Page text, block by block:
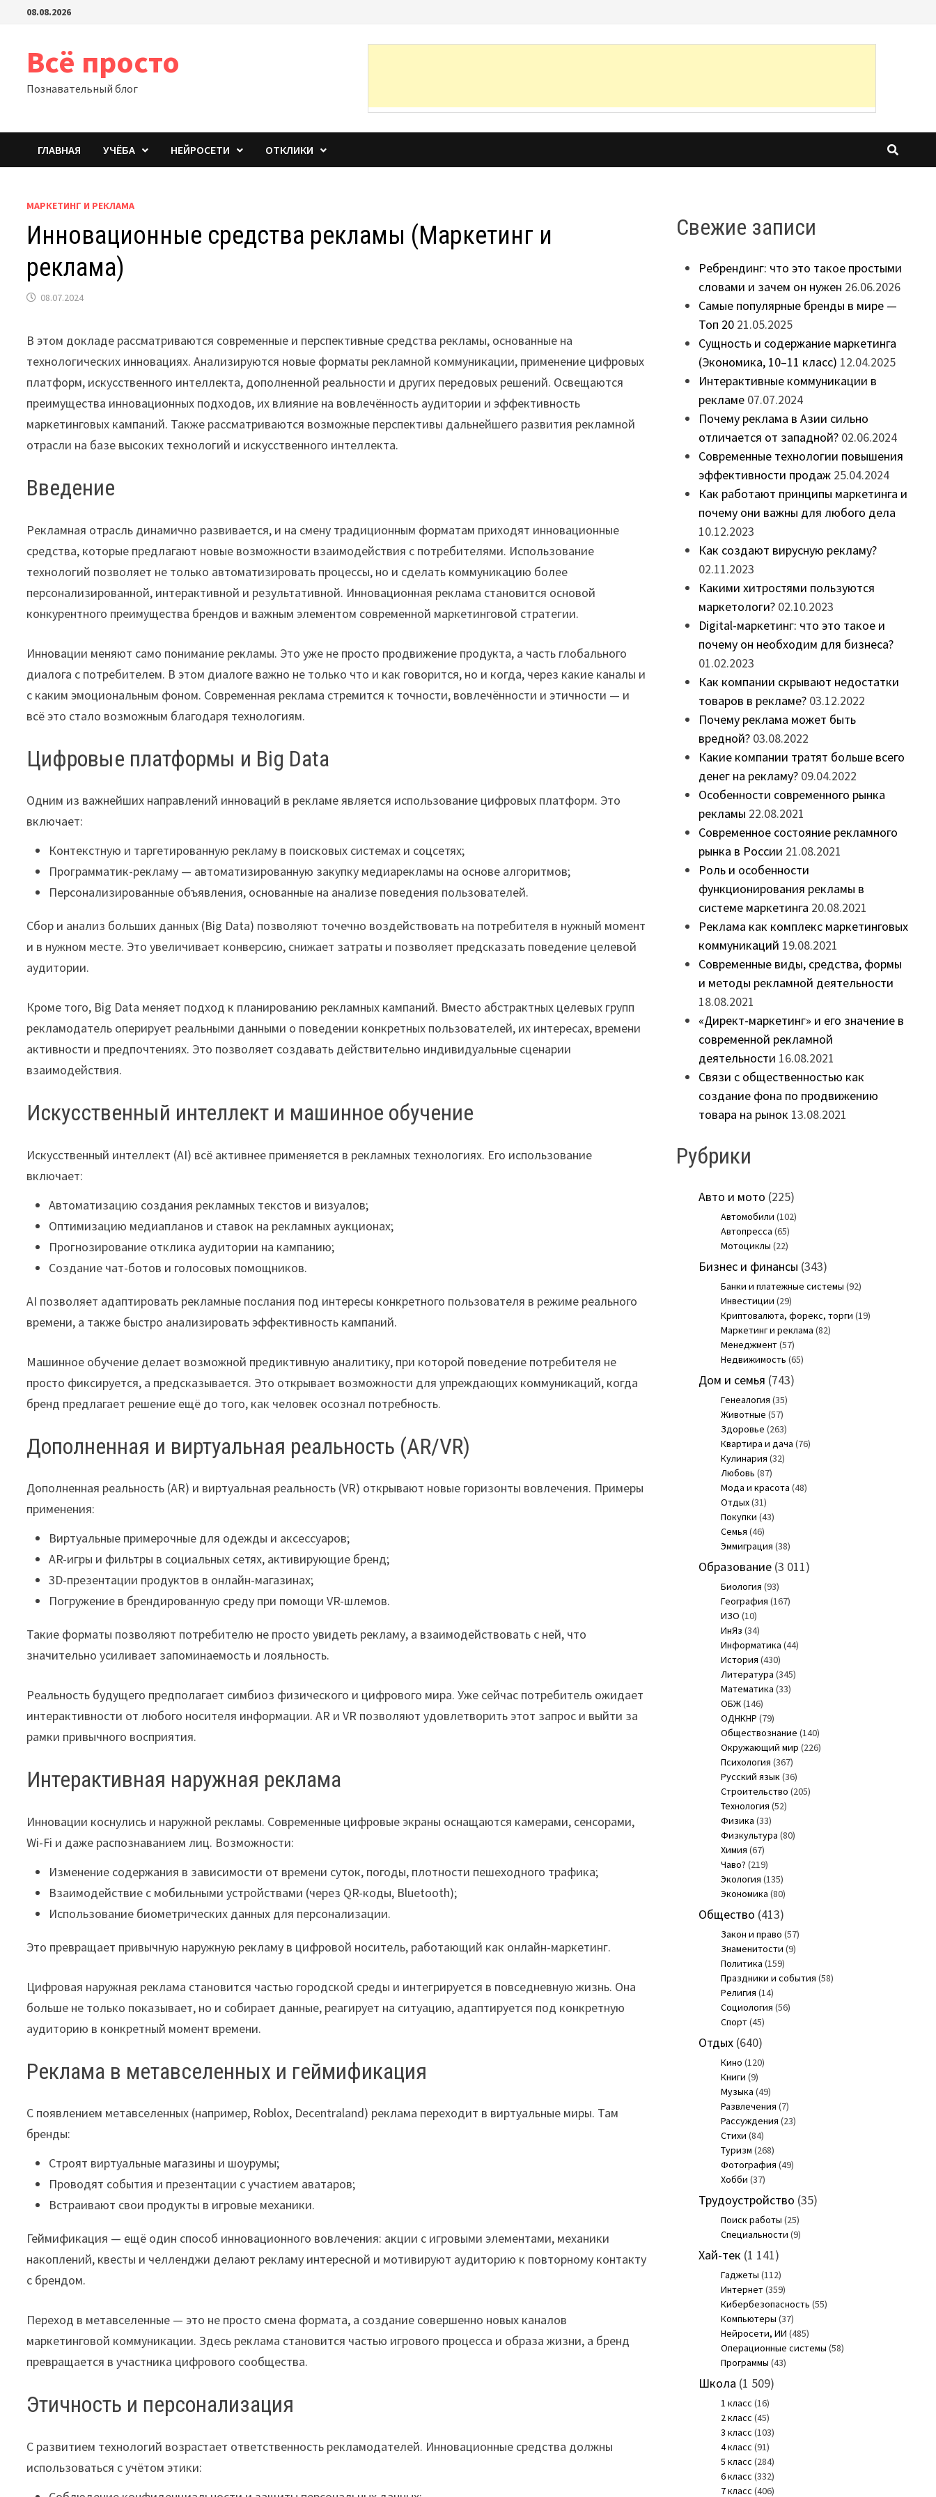
Перейти08.08.2026
Всё просто
Познавательный блог
ГЛАВНАЯ УЧЁБА НЕЙРОСЕТИ ОТКЛИКИ
МАРКЕТИНГ И РЕКЛАМА
Инновационные средства рекламы (Маркетинг и
реклама)
08.07.2024
В этом докладе рассматриваются современные и перспективные средства рекламы, основанные на
технологических инновациях. Анализируются новые форматы рекламной коммуникации, применение цифровых
платформ, искусственного интеллекта, дополненной реальности и других передовых решений. Освещаются
преимущества инновационных подходов, их влияние на вовлечённость аудитории и эффективность
маркетинговых кампаний. Также рассматриваются возможные перспективы дальнейшего развития рекламной
отрасли на базе высоких технологий и искусственного интеллекта.
Введение
Рекламная отрасль динамично развивается, и на смену традиционным форматам приходят инновационные
средства, которые предлагают новые возможности взаимодействия с потребителями. Использование
технологий позволяет не только автоматизировать процессы, но и сделать коммуникацию более
персонализированной, интерактивной и результативной. Инновационная реклама становится основой
конкурентного преимущества брендов и важным элементом современной маркетинговой стратегии.
Инновации меняют само понимание рекламы. Это уже не просто продвижение продукта, а часть глобального
диалога с потребителем. В этом диалоге важно не только что и как говорится, но и когда, через какие каналы и
с каким эмоциональным фоном. Современная реклама стремится к точности, вовлечённости и этичности — и
всё это стало возможным благодаря технологиям.
Цифровые платформы и Big Data
Одним из важнейших направлений инноваций в рекламе является использование цифровых платформ. Это
включает:
Контекстную и таргетированную рекламу в поисковых системах и соцсетях;
Программатик-рекламу — автоматизированную закупку медиарекламы на основе алгоритмов;
Персонализированные объявления, основанные на анализе поведения пользователей.
Сбор и анализ больших данных (Big Data) позволяют точечно воздействовать на потребителя в нужный момент
и в нужном месте. Это увеличивает конверсию, снижает затраты и позволяет предсказать поведение целевой
аудитории.
Кроме того, Big Data меняет подход к планированию рекламных кампаний. Вместо абстрактных целевых групп
рекламодатель оперирует реальными данными о поведении конкретных пользователей, их интересах, времени
активности и предпочтениях. Это позволяет создавать действительно индивидуальные сценарии
взаимодействия.
Искусственный интеллект и машинное обучение
Искусственный интеллект (AI) всё активнее применяется в рекламных технологиях. Его использование
включает:
Автоматизацию создания рекламных текстов и визуалов;
Оптимизацию медиапланов и ставок на рекламных аукционах;
Прогнозирование отклика аудитории на кампанию;
Создание чат-ботов и голосовых помощников.
AI позволяет адаптировать рекламные послания под интересы конкретного пользователя в режиме реального
времени, а также быстро анализировать эффективность кампаний.
Машинное обучение делает возможной предиктивную аналитику, при которой поведение потребителя не
просто фиксируется, а предсказывается. Это открывает возможности для упреждающих коммуникаций, когда
бренд предлагает решение ещё до того, как человек осознал потребность.
Дополненная и виртуальная реальность (AR/VR)
Дополненная реальность (AR) и виртуальная реальность (VR) открывают новые горизонты вовлечения. Примеры
применения:
Виртуальные примерочные для одежды и аксессуаров;
AR-игры и фильтры в социальных сетях, активирующие бренд;
3D-презентации продуктов в онлайн-магазинах;
Погружение в брендированную среду при помощи VR-шлемов.
Такие форматы позволяют потребителю не просто увидеть рекламу, а взаимодействовать с ней, что
значительно усиливает запоминаемость и лояльность.
Реальность будущего предполагает симбиоз физического и цифрового мира. Уже сейчас потребитель ожидает
интерактивности от любого носителя информации. AR и VR позволяют удовлетворить этот запрос и выйти за
рамки привычного восприятия.
Интерактивная наружная реклама
Инновации коснулись и наружной рекламы. Современные цифровые экраны оснащаются камерами, сенсорами,
Wi-Fi и даже распознаванием лиц. Возможности:
Изменение содержания в зависимости от времени суток, погоды, плотности пешеходного трафика;
Взаимодействие с мобильными устройствами (через QR-коды, Bluetooth);
Использование биометрических данных для персонализации.
Это превращает привычную наружную рекламу в цифровой носитель, работающий как онлайн-маркетинг.
Цифровая наружная реклама становится частью городской среды и интегрируется в повседневную жизнь. Она
больше не только показывает, но и собирает данные, реагирует на ситуацию, адаптируется под конкретную
аудиторию в конкретный момент времени.
Реклама в метавселенных и геймификация
С появлением метавселенных (например, Roblox, Decentraland) реклама переходит в виртуальные миры. Там
бренды:
Строят виртуальные магазины и шоурумы;
Проводят события и презентации с участием аватаров;
Встраивают свои продукты в игровые механики.
Геймификация — ещё один способ инновационного вовлечения: акции с игровыми элементами, механики
накоплений, квесты и челленджи делают рекламу интересной и мотивируют аудиторию к повторному контакту
с брендом.
Переход в метавселенные — это не просто смена формата, а создание совершенно новых каналов
маркетинговой коммуникации. Здесь реклама становится частью игрового процесса и образа жизни, а бренд
превращается в участника цифрового сообщества.
Этичность и персонализация
С развитием технологий возрастает ответственность рекламодателей. Инновационные средства должны
использоваться с учётом этики:
Свежие записи
Ребрендинг: что это такое простыми
словами и зачем он нужен 26.06.2026
Самые популярные бренды в мире —
Топ 20 21.05.2025
Сущность и содержание маркетинга
(Экономика, 10–11 класс) 12.04.2025
Интерактивные коммуникации в
рекламе 07.07.2024
Почему реклама в Азии сильно
отличается от западной? 02.06.2024
Современные технологии повышения
эффективности продаж 25.04.2024
Как работают принципы маркетинга и
почему они важны для любого дела
10.12.2023
Как создают вирусную рекламу?
02.11.2023
Какими хитростями пользуются
маркетологи? 02.10.2023
Digital-маркетинг: что это такое и
почему он необходим для бизнеса?
01.02.2023
Как компании скрывают недостатки
товаров в рекламе? 03.12.2022
Почему реклама может быть
вредной? 03.08.2022
Какие компании тратят больше всего
денег на рекламу? 09.04.2022
Особенности современного рынка
рекламы 22.08.2021
Современное состояние рекламного
рынка в России 21.08.2021
Роль и особенности
функционирования рекламы в
системе маркетинга 20.08.2021
Реклама как комплекс маркетинговых
коммуникаций 19.08.2021
Современные виды, средства, формы
и методы рекламной деятельности
18.08.2021
«Директ-маркетинг» и его значение в
современной рекламной
деятельности 16.08.2021
Связи с общественностью как
создание фона по продвижению
товара на рынок 13.08.2021
Рубрики
Авто и мото (225)
Автомобили (102)
Автопресса (65)
Мотоциклы (22)
Бизнес и финансы (343)
Банки и платежные системы (92)
Инвестиции (29)
Криптовалюта, форекс, торги (19)
Маркетинг и реклама (82)
Менеджмент(57)
Недвижимость (65)
Дом и семья (743)
Генеалогия (35)
Животные (57)
Здоровье (263)
Квартира и дача (76)
Кулинария (32)
Любовь (87)
Мода и красота (48)
Отдых(31)
Покупки (43)
Семья (46)
Эммиграция (38)
Образование(3 011)
Биология (93)
География (167)
ИЗО (10)
ИнЯз (34)
Информатика (44)
История (430)
Литература (345)
Математика (33)
ОБЖ(146)
ОДНКНР (79)
Обществознание (140)
Окружающий мир (226)
Психология (367)
Русский язык(36)
Строительство (205)
Технология (52)
Физика (33)
Физкультура (80)
Химия (67)
Чаво? (219)
Экология (135)
Экономика (80)
Общество (413)
Закон и право (57)
Знаменитости (9)
Политика (159)
Праздники и события (58)
Религия (14)
Социология (56)
Спорт(45)
Отдых(640)
Кино (120)
Книги (9)
Музыка (49)
Развлечения (7)
Рассуждения (23)
Стихи (84)
Туризм (268)
Фотография (49)
Хобби (37)
Трудоустройство (35)
Поиск работы (25)
Специальности (9)
Хай-тек (1 141)
Гаджеты (112)
Интернет(359)
Кибербезопасность (55)
Компьютеры (37)
Нейросети, ИИ (485)
Операционные системы (58)
Программы (43)
Школа (1 509)
1 класс (16)
2 класс (45)
3 класс (103)
4 класс (91)
5 класс (284)
6 класс (332)
7 класс (406)